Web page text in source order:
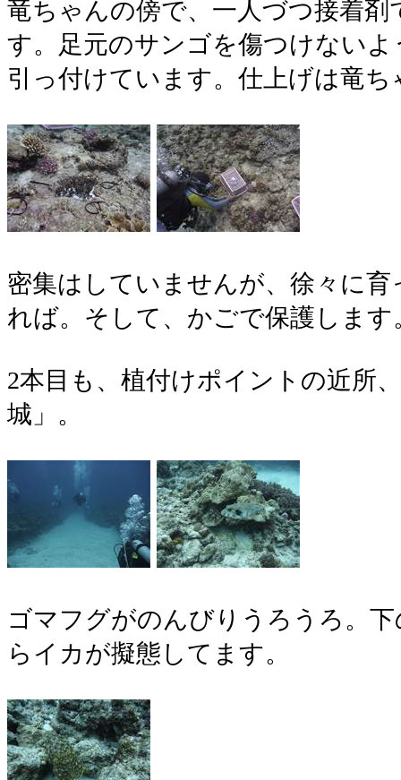
竜ちゃんの傍で、一人づつ接着
す。足元のサンゴを傷つけない
引っ付けています。仕上げは竜ち
密集はしていませんが、徐々に
れば。そして、かごで保護します
2本目も、植付けポイントの近所
城」。
ゴマフグがのんびりうろうろ。
らイカが擬態してます。